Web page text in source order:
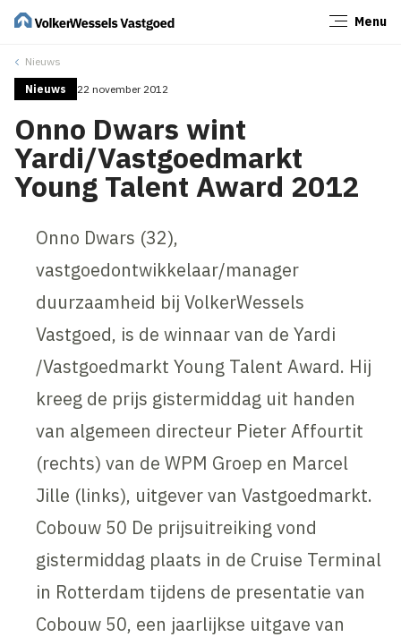
Menu
Nieuws
Nieuws 22 november 2012
Onno Dwars wint
Yardi/Vastgoedmarkt
Young Talent Award 2012
Onno Dwars (32),
vastgoedontwikkelaar/manager
duurzaamheid bij VolkerWessels
Vastgoed, is de winnaar van de Yardi
/Vastgoedmarkt Young Talent Award. Hij
kreeg de prijs gistermiddag uit handen
van algemeen directeur Pieter Affourtit
(rechts) van de WPM Groep en Marcel
Jille (links), uitgever van Vastgoedmarkt.
Cobouw 50 De prijsuitreiking vond
gistermiddag plaats in de Cruise Terminal
in Rotterdam tijdens de presentatie van
Cobouw 50, een jaarlijkse uitgave van
Sluiten